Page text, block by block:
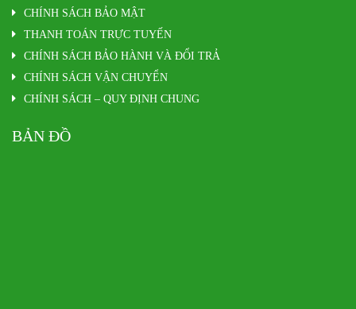
CHÍNH SÁCH BẢO MẬT
THANH TOÁN TRỰC TUYẾN
CHÍNH SÁCH BẢO HÀNH VÀ ĐỔI TRẢ
CHÍNH SÁCH VẬN CHUYỂN
CHÍNH SÁCH – QUY ĐỊNH CHUNG
BẢN ĐỒ